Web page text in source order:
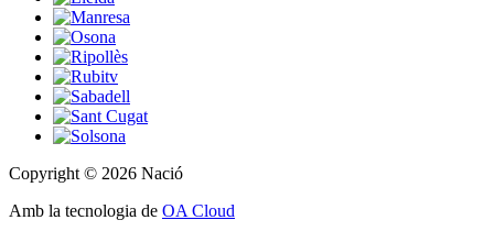
Copyright © 2026 Nació
Amb la tecnologia de OA Cloud